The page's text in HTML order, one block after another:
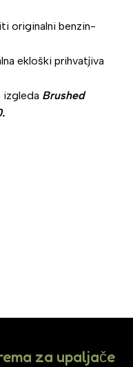
originalni benzin-
ekloški prihvatjiva
Brushed
za upaljače